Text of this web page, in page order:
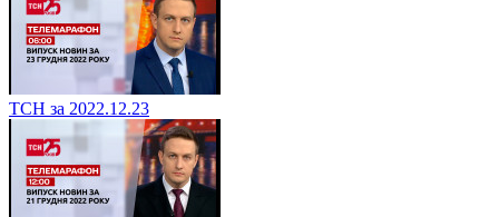
ТСН за 2022.12.23